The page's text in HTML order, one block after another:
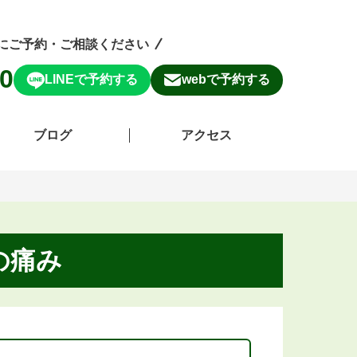
ご予約・ご相談ください
LINEで予約する webで予約する
ブログ アクセス
痛み